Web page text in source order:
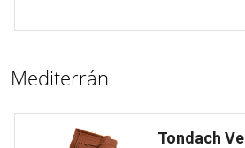
Mediterrán
Tondach